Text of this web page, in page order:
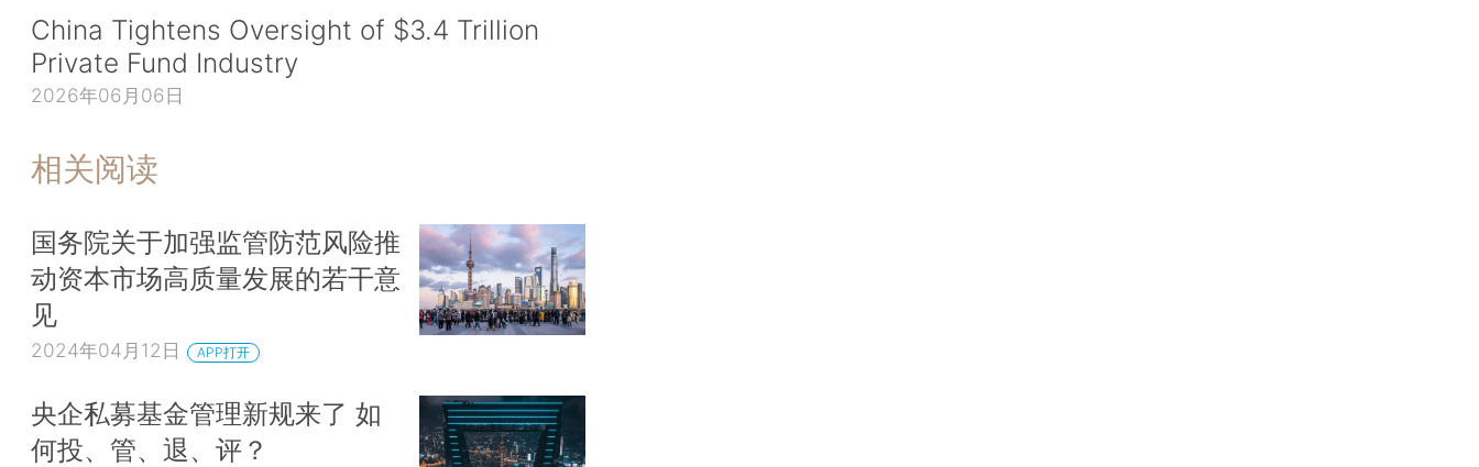
China Tightens Oversight of $3.4 Trillion
Private Fund Industry
2026年06月06日
相关阅读
国务院关于加强监管防范风险推
动资本市场高质量发展的若干意
见
2024年04月12日 APP打开
央企私募基金管理新规来了 如
何投、管、退、评？